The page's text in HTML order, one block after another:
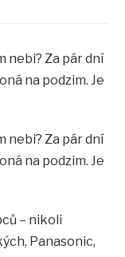
nebi? Za pár dní
na podzim. Je
nebi? Za pár dní
na podzim. Je
– nikoli
Panasonic,